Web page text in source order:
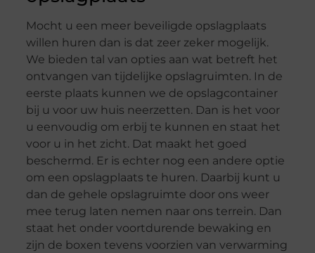
Mocht u een meer beveiligde opslagplaats
willen huren dan is dat zeer zeker mogelijk.
We bieden tal van opties aan wat betreft het
ontvangen van tijdelijke opslagruimten. In de
eerste plaats kunnen we de opslagcontainer
bij u voor uw huis neerzetten. Dan is het voor
u eenvoudig om erbij te kunnen en staat het
voor u in het zicht. Dat maakt het goed
beschermd. Er is echter nog een andere optie
om een opslagplaats te huren. Daarbij kunt u
dan de gehele opslagruimte door ons weer
mee terug laten nemen naar ons terrein. Dan
staat het onder voortdurende bewaking en
zijn de boxen tevens voorzien van verwarming